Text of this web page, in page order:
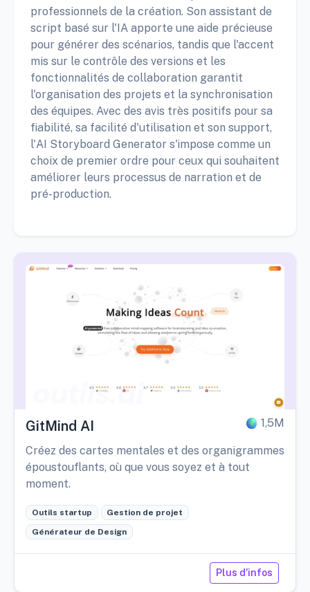
professionnels de la création. Son assistant de
script basé sur l'IA apporte une aide précieuse
pour générer des scénarios, tandis que l'accent
mis sur le contrôle des versions et les
fonctionnalités de collaboration garantit
l'organisation des projets et la synchronisation
des équipes. Avec des avis très positifs pour sa
fiabilité, sa facilité d'utilisation et son support,
l'AI Storyboard Generator s'impose comme un
choix de premier ordre pour ceux qui souhaitent
améliorer leurs processus de narration et de
pré-production.
GitMind AI 1,5M
Créez des cartes mentales et des organigrammes
époustouflants, où que vous soyez et à tout
moment.
Outils startup Gestion de projet
Générateur de Design
Plus d'infos